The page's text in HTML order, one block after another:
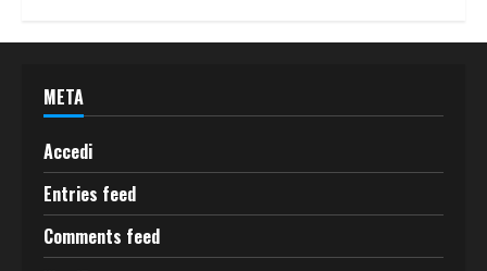
META
Accedi
Entries feed
Comments feed